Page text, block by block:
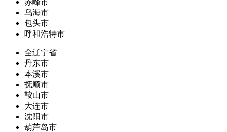
赤峰市
乌海市
包头市
呼和浩特市
全辽宁省
丹东市
本溪市
抚顺市
鞍山市
大连市
沈阳市
葫芦岛市